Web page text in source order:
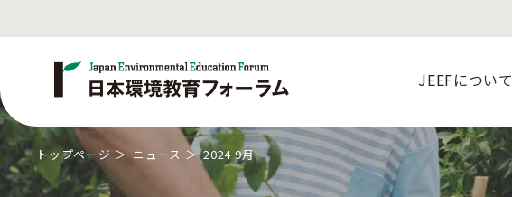
JEEFについて
トップページ ニュース 2024 9月